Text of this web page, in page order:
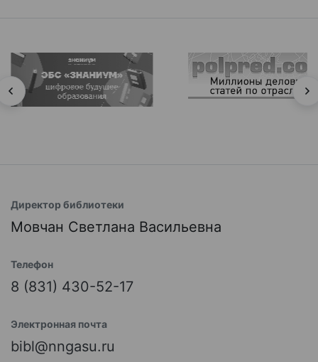
Директор библиотеки
Мовчан Светлана Васильевна
Телефон
8 (831) 430-52-17
Электронная почта
bibl@nngasu.ru